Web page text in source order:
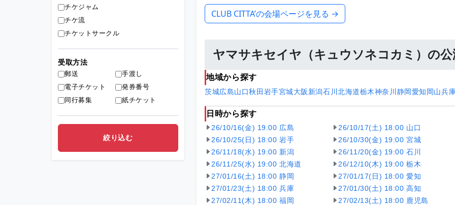
CLUB CITTA’の会場ページを見る →
ヤマサキセイヤ（キュウソネコカミ）の公
地域から探す
茨城広島山口秋田 岩手宮城大阪 新潟石川北海道栃木神奈川 静岡愛知 岡山兵
日時から探す
26/10/16(金) 19:00 広島
26/10/17(土) 18:00 山口
26/10/25(日) 18:00 岩手
26/10/30(金) 19:00 宮城
26/11/18(水) 19:00 新潟
26/11/20(金) 19:00 石川
26/11/25(水) 19:00 北海道
26/12/10(木) 19:00 栃木
27/01/16(土) 18:00 静岡
27/01/17(日) 18:00 愛知
27/01/23(土) 18:00 兵庫
27/01/30(土) 18:00 高知
27/02/11(木) 18:00 福岡
27/02/13(土) 18:00 鹿児島
チケジャム
チケ流
チケットサークル
受取方法
郵送
手渡し
電子チケット
発券番号
同行募集
紙チケット